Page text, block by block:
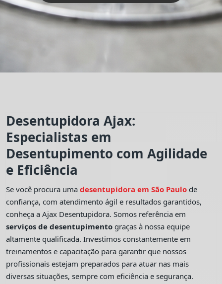
Desentupidora Ajax:
Especialistas em
Desentupimento com Agilidade
e Eficiência
Se você procura umadesentupidora em São Paulo de
confiança, com atendimento ágil e resultados garantidos,
conheça a Ajax Desentupidora. Somos referência em
serviços de desentupimento graças à nossa equipe
altamente qualificada. Investimos constantemente em
treinamentos e capacitação para garantir que nossos
profissionais estejam preparados para atuar nas mais
diversas situações, sempre com eficiência e segurança.